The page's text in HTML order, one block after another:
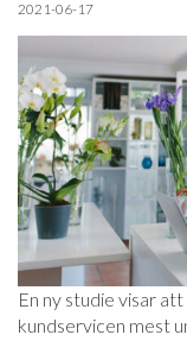
2021-06-17
En ny studie visar
kundservicen mest